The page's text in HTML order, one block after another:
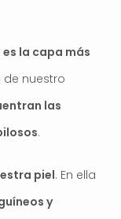
es la capa más
de nuestro
las
.
piel. En ella
y